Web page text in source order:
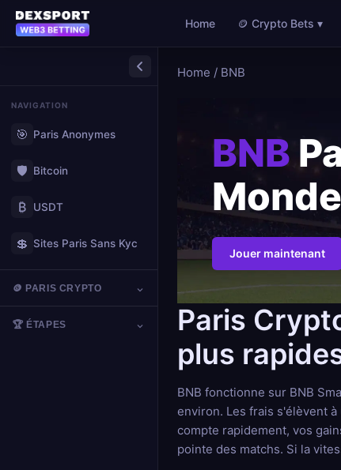
Home 🪙 Crypto Bets ▾
NAVIGATION
🎯 Paris Anonymes
🛡️ Bitcoin
₿ USDT
💲 Sites Paris Sans Kyc
🪙 PARIS CRYPTO
🏆 ÉTAPES
Home / BNB
BNB
Jouer maintenant
Paris
plus
BNB fonctionne sur BNB
environ. Les frais s'élèvent
compte rapidement, vos
pointe des matchs. Si la